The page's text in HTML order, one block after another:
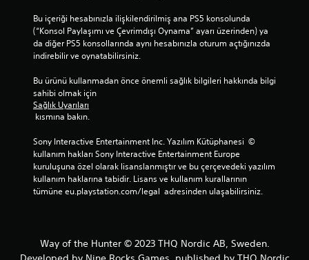
Bu içeriği hesabınızla ilişkilendirilmiş ana PS5 konsolunda
(“Konsol Paylaşımı ve Çevrimdışı Oynama” ayarı üzerinden) ya
da diğer PS5 konsollarında aynı hesabınızla oturum açtığınızda
indirebilir ve oynatabilirsiniz.
Bu ürünü kullanmadan önce önemli sağlık bilgileri hakkında bilgi
sahibi olmak için
Sağlık Uyarıları
kısmına bakın.
Sony Interactive Entertainment Inc. Yazılım Kütüphanesi  ©
kullanım hakları Sony Interactive Entertainment Europe
kuruluşuna özel olarak lisanslanmıştır ve bu çerçevedeki yazılım
kullanım haklarına tabidir. Lisans ve kullanım kurallarının
tümüne eu.playstation.com/legal  adresinden ulaşabilirsiniz.
Way of the Hunter © 2023 THQ Nordic AB, Sweden.